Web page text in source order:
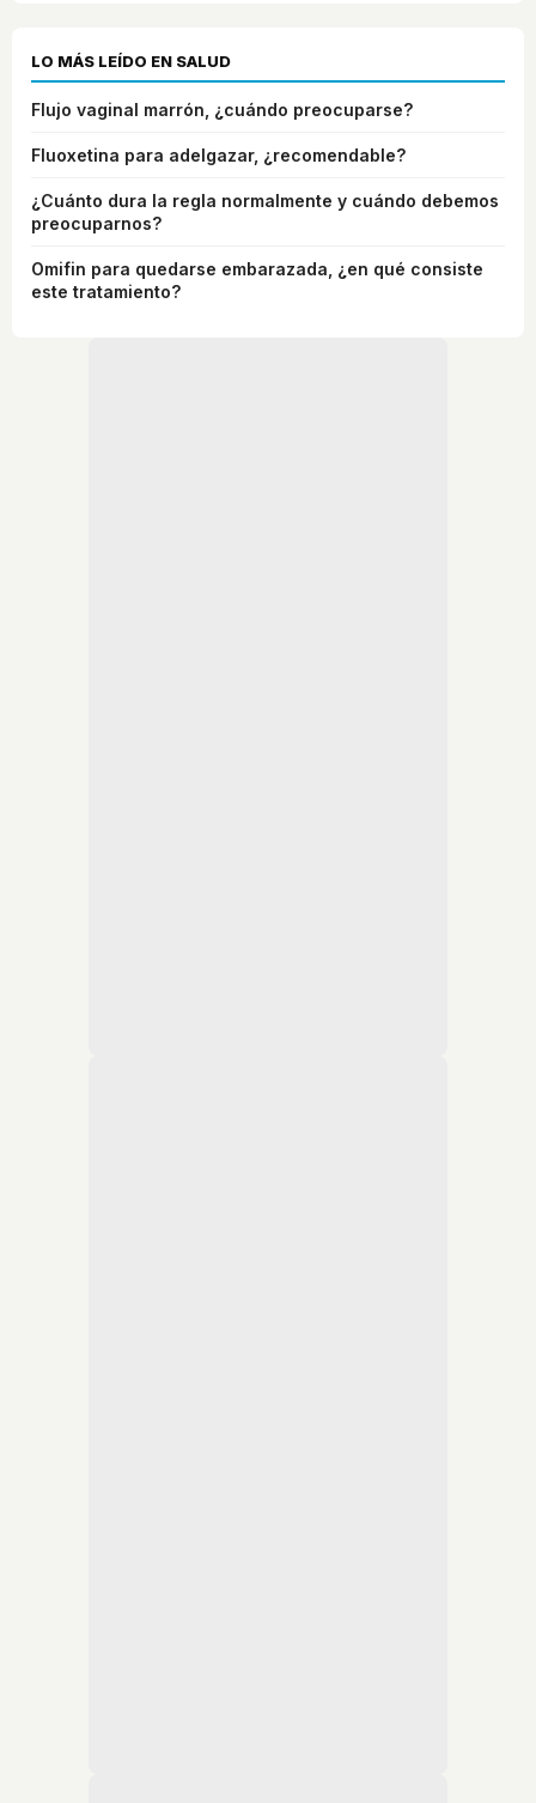
LO MÁS LEÍDO EN SALUD
Flujo vaginal marrón, ¿cuándo preocuparse?
Fluoxetina para adelgazar, ¿recomendable?
¿Cuánto dura la regla normalmente y cuándo debemos
preocuparnos?
Omifin para quedarse embarazada, ¿en qué consiste
este tratamiento?